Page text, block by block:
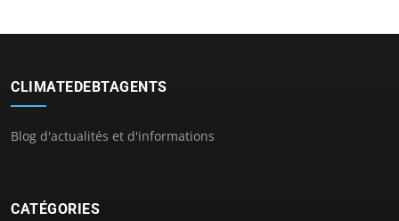
CLIMATEDEBTAGENTS
Blog d'actualités et d'informations
CATÉGORIES